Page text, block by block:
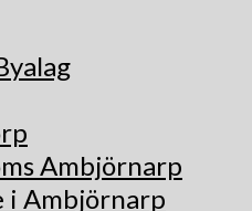
Ambjörnarp
i Ambjörnarp